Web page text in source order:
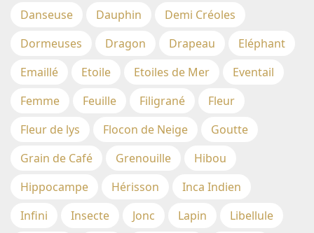
Danseuse
Dauphin
Demi Créoles
Dormeuses
Dragon Drapeau
Eléphant
Emaillé
Etoile Etoiles de Mer
Eventail
Femme
Feuille Filigrané
Fleur
Fleur de lys
Flocon de Neige
Goutte
Grain de Café
Grenouille
Hibou
Hippocampe
Hérisson
Inca Indien
Infini
Insecte Jonc Lapin
Libellule